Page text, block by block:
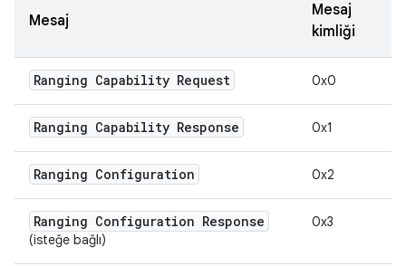
Mesaj
Mesaj
kimliği
Ranging Capability Request 0x0
Ranging Capability Response 0x1
Ranging Configuration 0x2
Ranging Configuration Response
(isteğe bağlı)
0x3